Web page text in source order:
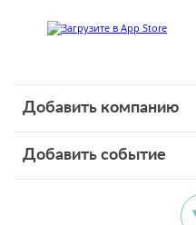
Добавить компанию
Добавить событие